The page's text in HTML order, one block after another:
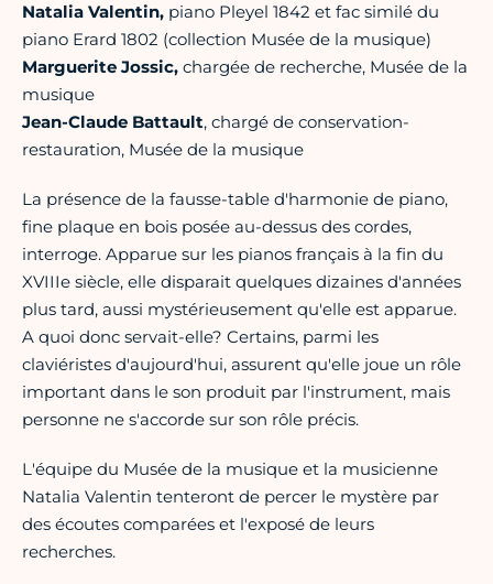
Natalia Valentin, piano Pleyel 1842 et fac similé du
piano Erard 1802 (collection Musée de la musique)
Marguerite Jossic, chargée de recherche, Musée de la
musique
Jean-Claude Battault, chargé de conservation-
restauration, Musée de la musique
La présence de la fausse-table d'harmonie de piano,
fine plaque en bois posée au-dessus des cordes,
interroge. Apparue sur les pianos français à la fin du
XVIIIe siècle, elle disparait quelques dizaines d'années
plus tard, aussi mystérieusement qu'elle est apparue.
A quoi donc servait-elle? Certains, parmi les
claviéristes d'aujourd'hui, assurent qu'elle joue un rôle
important dans le son produit par l'instrument, mais
personne ne s'accorde sur son rôle précis.
L'équipe du Musée de la musique et la musicienne
Natalia Valentin tenteront de percer le mystère par
des écoutes comparées et l'exposé de leurs
recherches.